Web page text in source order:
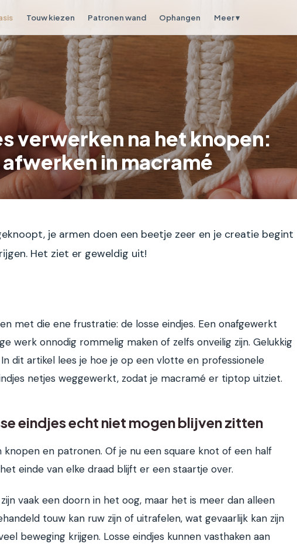
Touw kiezen Patronen wand Ophangen Meer ▾
verwerken na het knopen:
in macramé
je armen doen een beetje zeer en je creatie begint
Het ziet er geweldig uit!
met die ene frustratie: de losse eindjes. Een onafgewerkt
werk onnodig rommelig maken of zelfs onveilig zijn. Gelukkig
dit artikel lees je hoe je op een vlotte en professionele
netjes weggewerkt, zodat je macramé er tiptop uitziet.
eindjes echt niet mogen blijven zitten
knopen en patronen. Of je nu een square knot of een half
einde van elke draad blijft er een staartje over.
vaak een doorn in het oog, maar het is meer dan alleen
touw kan ruw zijn of uitrafelen, wat gevaarlijk kan zijn
beweging krijgen. Losse eindjes kunnen vasthaken aan